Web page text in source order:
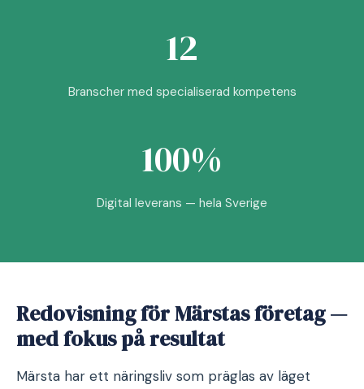
12
Branscher med specialiserad kompetens
100%
Digital leverans — hela Sverige
Redovisning för Märstas företag —
med fokus på resultat
Märsta har ett näringsliv som präglas av läget